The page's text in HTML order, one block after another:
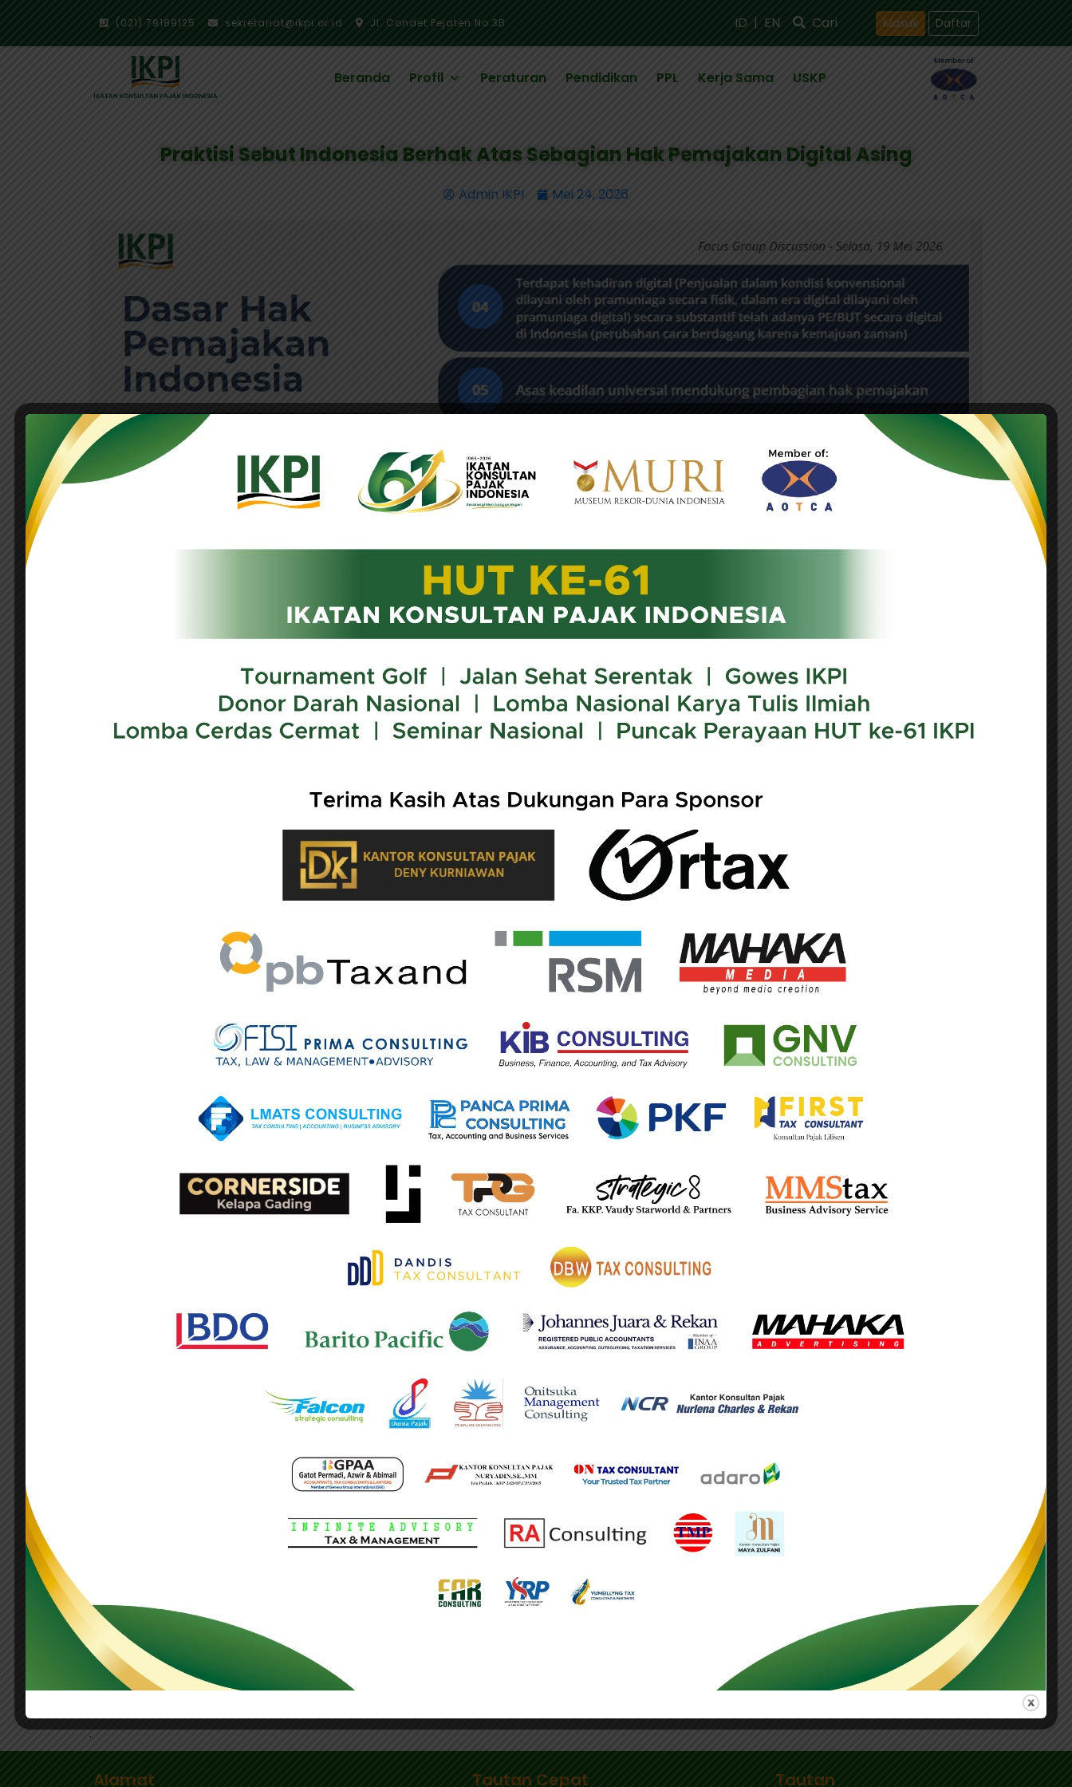
(021) 79189125 sekretariat@ikpi.or.id Jl. Condet Pejaten No.3B ID | EN Cari Masuk Daftar
Beranda Profil Peraturan Pendidikan PPL Kerja Sama USKP
Praktisi Sebut Indonesia Berhak Atas Sebagian Hak Pemajakan Digital Asing
Admin IKPI Mei 24, 2026
IKPI, Jakarta: Perkembangan ekonomi digital dinilai telah mengubah secara mendasar cara perusahaan menjalankan usahanya di berbagai
Pandangan tersebut disampaikan Arifin Halim dalam Focus Group Discussion (FGD) bertajuk “Potensi Hak Pemajakan Indonesia atas PPh
Digital Asing (Transformasi Hak Pemajakan dalam Era Ekonomi Digital)” yang digelar pada Selasa (19/5/2026).
Menurut Arifin, selama ini konsep Bentuk Usaha Tetap (BUT) dalam OECD Model, UN Model maupun tax treaty berbagai negara lahir ketika
pola perdagangan masih bersifat konvensional. Karena itu, ukuran utama untuk menentukan hak pemajakan selama ini didasarkan pada
“Prinsipnya, PPh dikenakan kepada perusahaan asing yang secara aktif menjalankan usaha di Indonesia dan memperoleh laba dari aktivitas
penjualannya. Selama ini indikator aktif atau tidaknya usaha tersebut diukur dari kehadiran fisik,” kata Arifin.
Namun, lanjutnya, perkembangan teknologi telah mengubah model perdagangan secara sangat cepat. Perusahaan kini tidak lagi harus
membuka kantor, mengirim tenaga pemasaran, atau membangun cabang di suatu negara untuk memperoleh keuntungan dari pasar negara
Ia menilai peran pramuniaga secara fisik kini secara substansi telah bergeser menjadi pramuniaga digital yang bekerja melalui platform,
aplikasi, dan internet dalam melayani konsumen.
“Ini bukan sekadar persoalan klik internet. Ada aktivitas usaha yang nyata, ada pelayanan kepada konsumen, ada transaksi yang
menghasilkan keuntungan, dan berlangsung selama 24 jam sehari serta 365 hari dalam setahun,” ujarnya.
konvensional sehingga belum sepenuhnya mampu menjangkau perubahan besar dalam era digital.
Karena itu, menurutnya, yang perlu dilihat bukan lagi semata-mata keberadaan kantor secara fisik, tetapi substansi aktivitas usaha yang
“Karena substansi pelayanan digital adalah menggantikan peran pramuniaga secara fisik menjadi pramuniaga secara digital, dan adanya bukti
kenyataan aktivitas usaha aktif yang dilakukan di Indonesia secara digital, maka demi kepastian hukum setiap usaha aktif yang menjangkau
konsumen di Indonesia dan menghasilkan laba dari pasar Indonesia memiliki dasar untuk dikenakan pajak,” ujarnya.
Arifin menilai dalam kondisi tersebut Indonesia sebagai negara pasar atau yang disebutnya sebagai domisili digital berhak memperoleh
sebagian hak pemajakan bersama negara domisili fisik perusahaan.
Menurutnya, konsep tersebut bukan dimaksudkan untuk mengurangi hak negara tempat perusahaan berdomisili secara fisik, melainkan
menciptakan pembagian hak pemajakan yang lebih adil dan proporsional.
“Ini bukan Indonesia agresif ingin mengenakan pajak kepada perusahaan asing. Ini tentang keadilan dan kepastian hukum. Perdagangan dunia
Ia menambahkan, gagasan tersebut juga dinilai sejalan dengan perkembangan internasional melalui Pilar Satu OECD dan Article 12B UN Model
yang mulai memberikan pengakuan terhadap hak negara pasar dalam transaksi digital lintas negara.
Arifin menilai pembaruan sistem perpajakan perlu terus didorong agar perubahan cara perdagangan global tidak menimbulkan ketimpangan
baru dalam pembagian hak pemajakan antarnegara.
“Status quo tidak bisa dibiarkan terus berlangsung. Pembagian hak pemajakan yang berkeadilan dan bermartabat perlu dilakukan demi
kebaikan semua negara yang terlibat, sekaligus mengurangi potensi perang tarif pajak di dunia,” pungkasnya. (bl)
Tag Terkait:
arifin halim IKPI konsultan pajak pajak Praktisi Sebut Indonesia Berhak Atas Sebagian Hak Pemajakan Digital Asing WAJIB PAJAK
.
Alamat Tautan Cepat Tautan